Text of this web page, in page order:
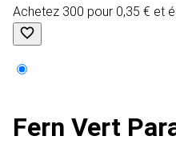
Achetez 300 pour 0,35 € et
Fern Vert